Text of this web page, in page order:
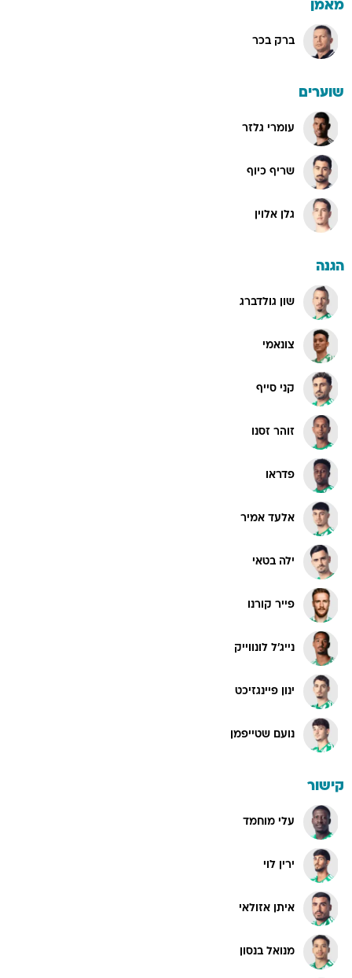
מאמן
ברק בכר
שוערים
עומרי גלזר
שריף כיוף
גלן אלוין
הגנה
שון גולדברג
צונאמי
קני סייף
זוהר זסנו
פדראו
אלעד אמיר
ילה בטאי
פייר קורנו
נייג'ל לונווייק
ינון פיינגזיכט
נועם שטייפמן
קישור
עלי מוחמד
ירין לוי
איתן אזולאי
מנואל בנסון